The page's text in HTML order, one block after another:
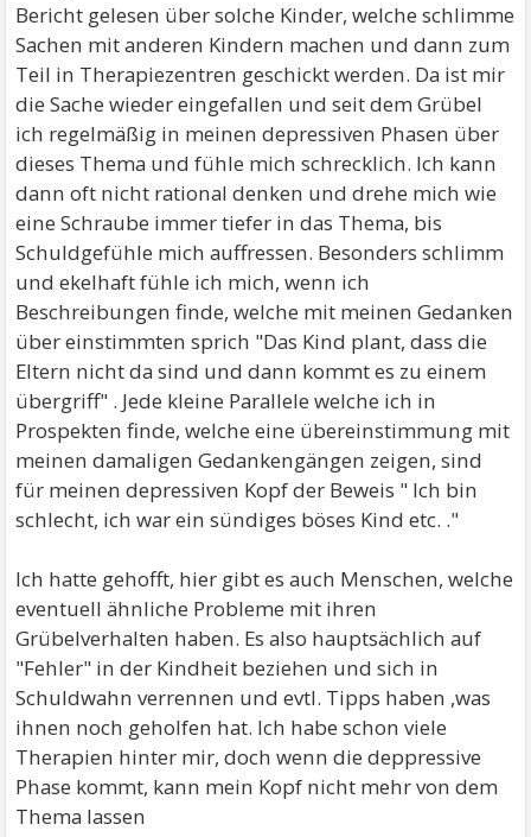
Bericht gelesen über solche Kinder, welche schlimme
Sachen mit anderen Kindern machen und dann zum
Teil in Therapiezentren geschickt werden. Da ist mir
die Sache wieder eingefallen und seit dem Grübel
ich regelmäßig in meinen depressiven Phasen über
dieses Thema und fühle mich schrecklich. Ich kann
dann oft nicht rational denken und drehe mich wie
eine Schraube immer tiefer in das Thema, bis
Schuldgefühle mich auffressen. Besonders schlimm
und ekelhaft fühle ich mich, wenn ich
Beschreibungen finde, welche mit meinen Gedanken
über einstimmten sprich "Das Kind plant, dass die
Eltern nicht da sind und dann kommt es zu einem
übergriff" . Jede kleine Parallele welche ich in
Prospekten finde, welche eine übereinstimmung mit
meinen damaligen Gedankengängen zeigen, sind
für meinen depressiven Kopf der Beweis " Ich bin
schlecht, ich war ein sündiges böses Kind etc. ."
Ich hatte gehofft, hier gibt es auch Menschen, welche
eventuell ähnliche Probleme mit ihren
Grübelverhalten haben. Es also hauptsächlich auf
"Fehler" in der Kindheit beziehen und sich in
Schuldwahn verrennen und evtl. Tipps haben ,was
ihnen noch geholfen hat. Ich habe schon viele
Therapien hinter mir, doch wenn die deppressive
Phase kommt, kann mein Kopf nicht mehr von dem
Thema lassen